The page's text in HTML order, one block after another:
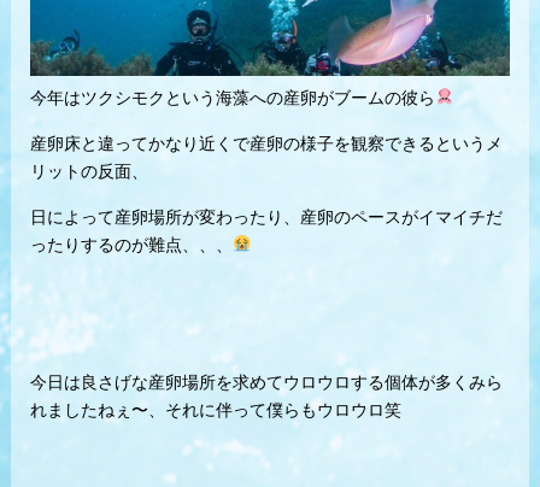
今年はツクシモクという海藻への産卵がブームの彼ら
産卵床と違ってかなり近くで産卵の様子を観察できるというメ
リットの反面、
日によって産卵場所が変わったり、産卵のペースがイマイチだ
ったりするのが難点、、、
今日は良さげな産卵場所を求めてウロウロする個体が多くみら
れましたねぇ〜、それに伴って僕らもウロウロ笑